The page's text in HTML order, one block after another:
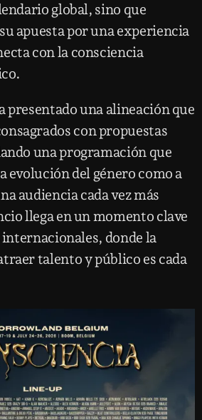
global, sino que
apuesta por una experiencia
con la consciencia
presentado una alineación que
con propuestas
una programación que
evolución del género como a
audiencia cada vez más
llega en un momento clave
donde la
talento y público es cada